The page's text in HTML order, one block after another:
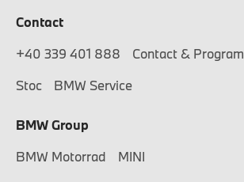
Contact
+40 339 401 888
Contact & Program
Stoc
BMW Service
BMW Group
BMW Motorrad
MINI